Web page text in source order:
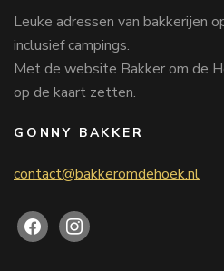
Leuke adressen van bakkerijen
inclusief campings.
Met de website Bakker om de
op de kaart zetten.
GONNY BAKKER
contact@bakkeromdehoek.nl